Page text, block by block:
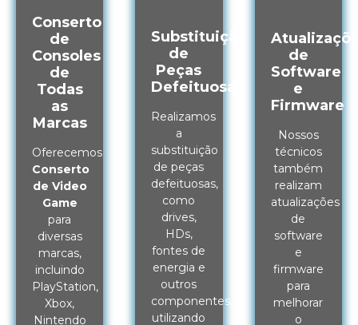
Conserto
de
Consoles
de
Todas
as
Marcas
Oferecemos
Conserto
de Video
Game
para
diversas
marcas,
incluindo
PlayStation,
Xbox,
Nintendo
Substituição
de
Peças
Defeituosas
Realizamos
a
substituição
de peças
defeituosas,
como
drives,
HDs,
fontes de
energia e
outros
componentes,
utilizando
de
Software
e
Firmware
Nossos
técnicos
também
realizam
atualizações
de
software
e
firmware
para
melhorar
o